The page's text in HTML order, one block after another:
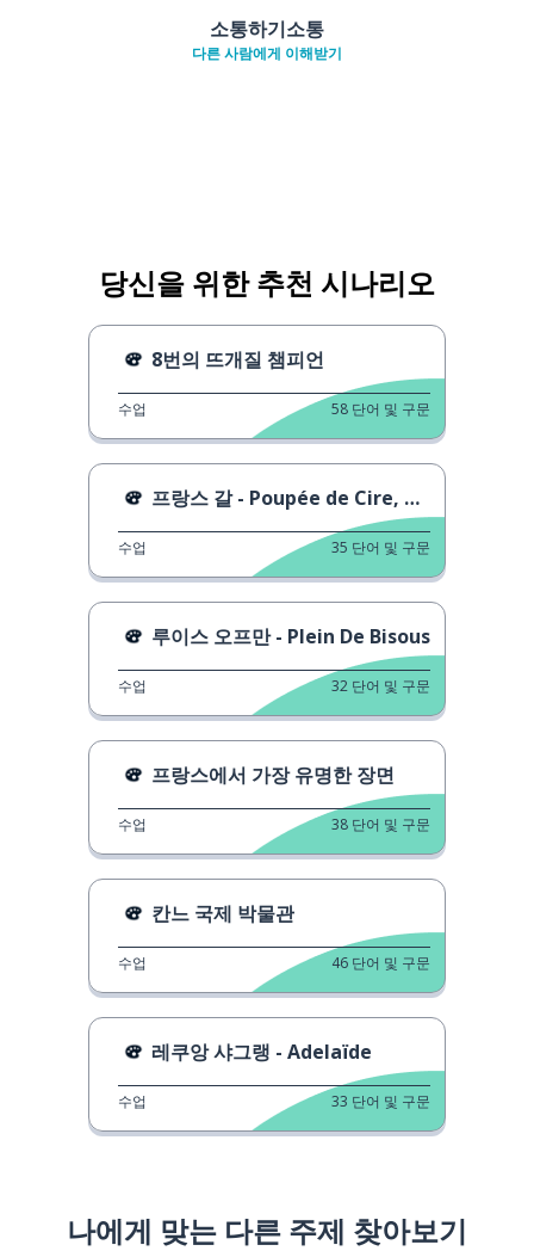
소통하기소통
다른 사람에게 이해받기
당신을 위한 추천 시나리오
8번의 뜨개질 챔피언
수업 58 단어 및 구문
프랑스 갈 - Poupée de Cire, Poupée de Son
수업 35 단어 및 구문
루이스 오프만 - Plein De Bisous
수업 32 단어 및 구문
프랑스에서 가장 유명한 장면
수업 38 단어 및 구문
칸느 국제 박물관
수업 46 단어 및 구문
레쿠앙 샤그랭 - Adelaïde
수업 33 단어 및 구문
나에게 맞는 다른 주제 찾아보기